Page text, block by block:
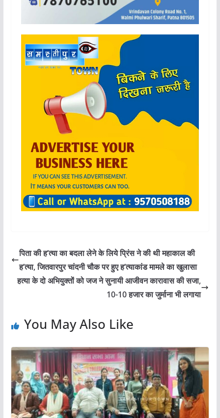
पिता की ह’त्या का बदला लेने के लिये प्रिंस ने की थी महाकाल की
ह’त्या, जितवारपुर चांदनी चौक पर हुए ह’त्याकांड मामले का खुलासा
हत्या के दो अभियुक्तों को जज ने सुनायी आजीवन कारावास की सजा,
10-10 हजार का जुर्माना भी लगाया
You May Also Like